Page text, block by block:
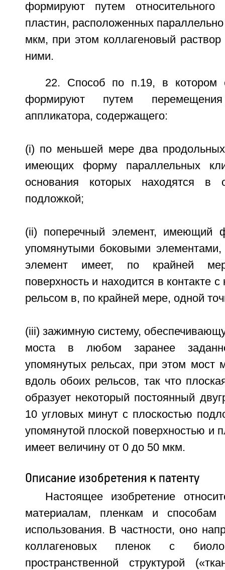
формируют путем
пластин, расположенных
мкм, при этом коллагеновый
ними.
22. Способ по п.19, в котором
формируют путем перемещения
аппликатора, содержащего:
(i) по меньшей мере два
имеющих форму параллельных
основания которых находятся в
подложкой;
(ii) поперечный элемент, имеющий
упомянутыми боковыми
элемент имеет, по крайней
поверхность и находится в контакте
рельсом в, по крайней мере, одной
(iii) зажимную систему,
моста в любом заранее
упомянутых рельсах, при этом мост
вдоль обоих рельсов, так что
образует некоторый постоянный
10 угловых минут с плоскостью
упомянутой плоской поверхностью и
имеет величину от 0 до 50 мкм.
Описание изобретения к патенту
Настоящее изобретение
материалам, пленкам и способам
использования. В частности, оно
коллагеновых пленок с
пространственной структурой